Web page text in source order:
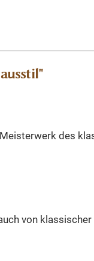
des
von klassischer